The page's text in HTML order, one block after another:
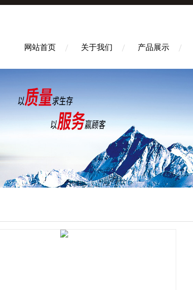
网站首页 关于我们 产品展示